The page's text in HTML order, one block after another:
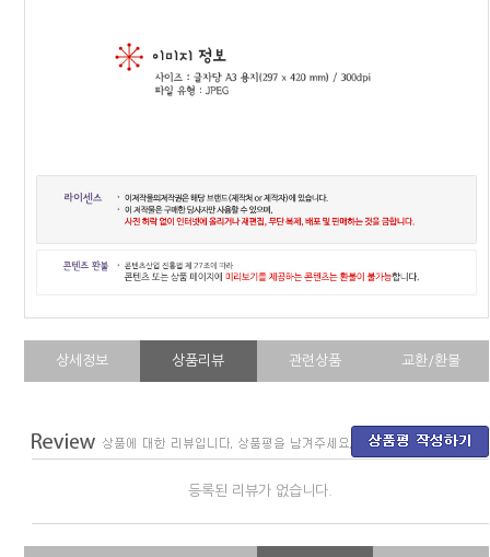
상세정보 상품리뷰 관련상품 교환/환불
등록된 리뷰가 없습니다.